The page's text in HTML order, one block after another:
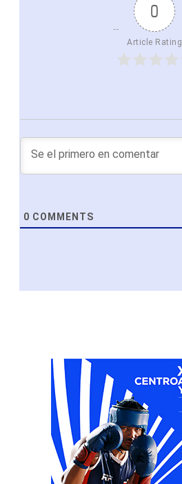
0
Article Rating
0 COMMENTS